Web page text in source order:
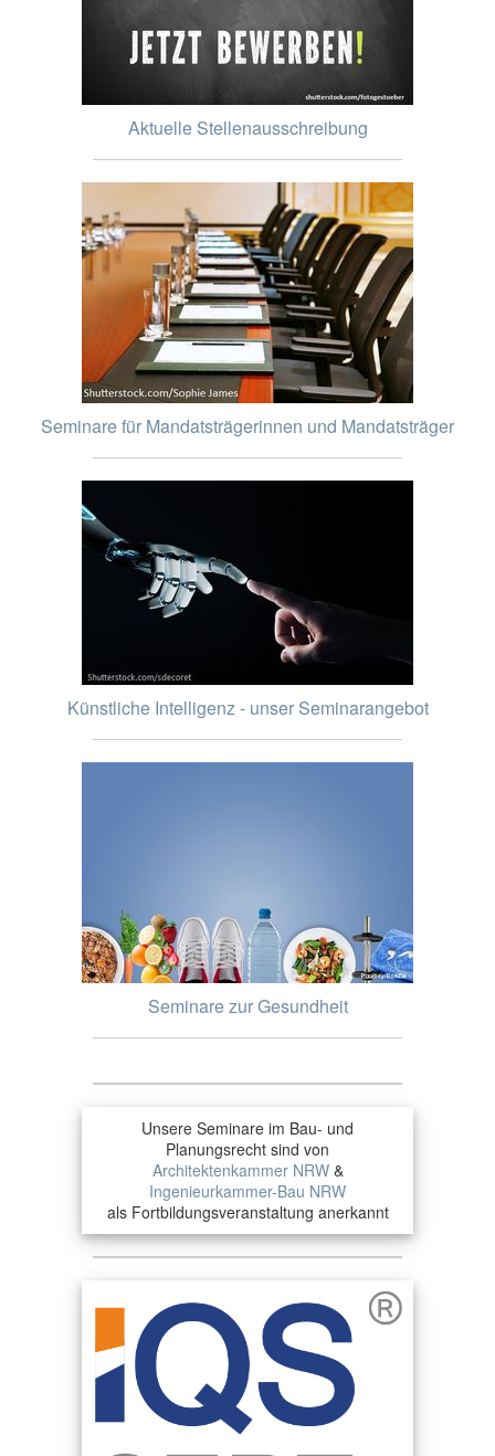
Aktuelle Stellenausschreibung
Seminare für Mandatsträgerinnen und Mandatsträger
Künstliche Intelligenz - unser Seminarangebot
Seminare zur Gesundheit
Unsere Seminare im Bau- und
Planungsrecht sind von
Architektenkammer NRW&
Ingenieurkammer-Bau NRW
als Fortbildungsveranstaltung anerkannt